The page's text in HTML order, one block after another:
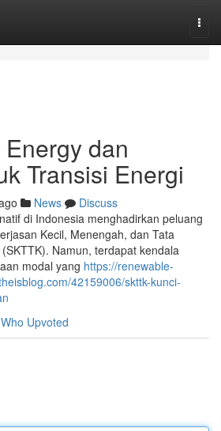
dan
Transisi Energi
News
Discuss
di Indonesia menghadirkan peluang
Kecil, Menengah, dan Tata
Namun, terdapat kendala
modal yang https://renewable-
42159006/skttk-kunci-
Who Upvoted